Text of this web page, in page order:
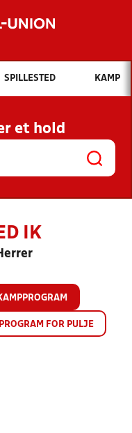
Hvad vil du søge efter?
OG NYHEDER
KLUBBER OG
SPILLESTED KAMP
et hold
IK
FOR PULJE